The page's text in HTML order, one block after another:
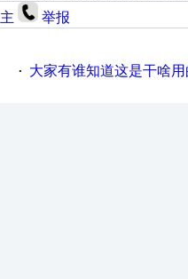
举报
· 大家有谁知道这是干啥用